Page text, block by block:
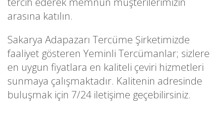
arasına katılın.
Sakarya Adapazarı Tercüme Şirketimizde
faaliyet gösteren Yeminli Tercümanlar; sizlere
en uygun fiyatlara en kaliteli çeviri hizmetleri
sunmaya çalışmaktadır. Kalitenin adresinde
buluşmak için 7/24 iletişime geçebilirsiniz.